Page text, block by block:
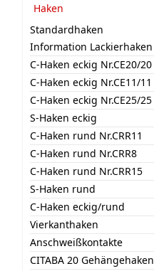
Haken
Standardhaken
Information Lackierhaken
C-Haken eckig Nr.CE20/20
C-Haken eckig Nr.CE11/11
C-Haken eckig Nr.CE25/25
S-Haken eckig
C-Haken rund Nr.CRR11
C-Haken rund Nr.CRR8
C-Haken rund Nr.CRR15
S-Haken rund
C-Haken eckig/rund
Vierkanthaken
Anschweißkontakte
CITABA 20 Gehängehaken